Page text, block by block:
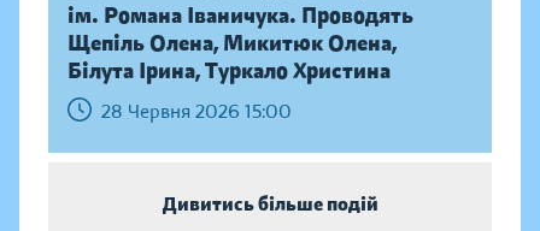
ім. Романа Іваничука. Проводять
Щепіль Олена, Микитюк Олена,
Білута Ірина, Туркало Христина
28 Червня 2026 15:00
Дивитись більше подій